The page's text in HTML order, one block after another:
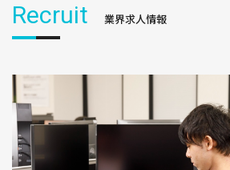
Recruit 業界求人情報